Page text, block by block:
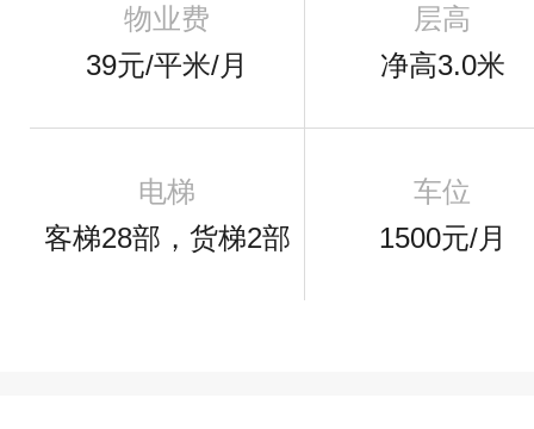
物业费
39元/平米/月
层高
净高3.0米
电梯
客梯28部，货梯2部
车位
1500元/月